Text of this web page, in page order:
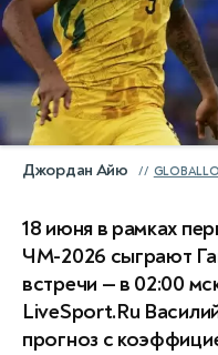
Джордан Айю
18 июня в рамках
ЧМ-2026 сыграют
встречи — в 02:00
LiveSport.Ru
прогноз с